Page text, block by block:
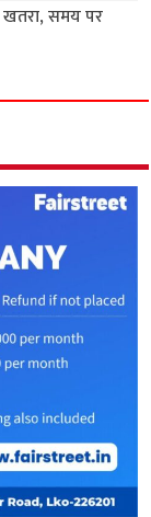
खतरा, समय पर